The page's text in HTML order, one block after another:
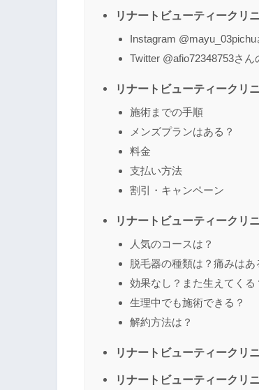
リナートビューティークリ
Instagram
Twitter @afio72348753さん
リナートビューティークリ
施術までの手順
メンズプランはある？
料金
支払い方法
割引・キャンペーン
リナートビューティークリ
人気のコースは？
脱毛器の種類は？痛みはあ
効果なし？また生えてくる
生理中でも施術できる？
解約方法は？
リナートビューティークリ
リナートビューティークリ